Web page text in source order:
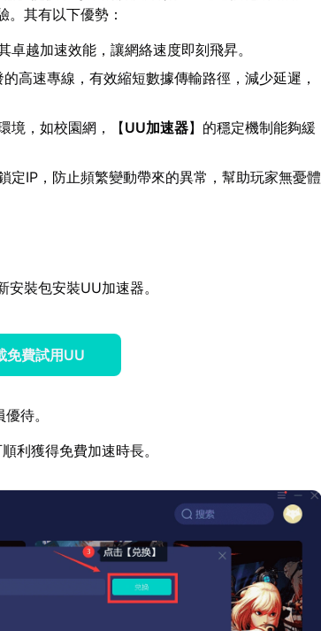
其有以下優勢：
卓越加速效能，讓網絡速度即刻飛昇。
的高速專線，有效縮短數據傳輸路徑，減少延遲，
境，如校園網，【UU加速器】的穩定機制能夠緩
定IP，防止頻繁變動帶來的異常，幫助玩家無憂體
裝包安裝UU加速器。
免費試用UU
待。
利獲得免費加速時長。